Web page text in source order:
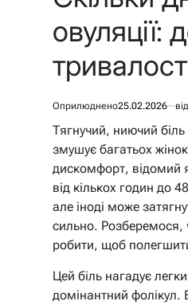
овуляції:
Оприлюднено25.02.2026 від
Тягнучий, ниючий
змушує багатьох
дискомфорт, відомий
від кількох годин до
але іноді може
сильно. Розберемося,
робити, щоб
Цей біль нагадує
домінантний фолікул.